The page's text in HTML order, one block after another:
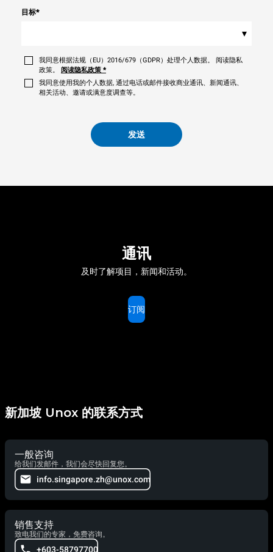
目标*
▾
我同意根据法规（EU）2016/679（GDPR）处理个人数据。 阅读隐私
政策。
阅读隐私政策 *
我同意使用我的个人数据, 通过电话或邮件接收商业通讯、新闻通讯、
相关活动、邀请或满意度调查等。
发送
通讯
及时了解项目，新闻和活动。
订阅
新加坡 Unox 的联系方式
一般咨询
给我们发邮件，我们会尽快回复您。
info.singapore.zh@unox.com
销售支持
致电我们的专家，免费咨询。
+603-58797700